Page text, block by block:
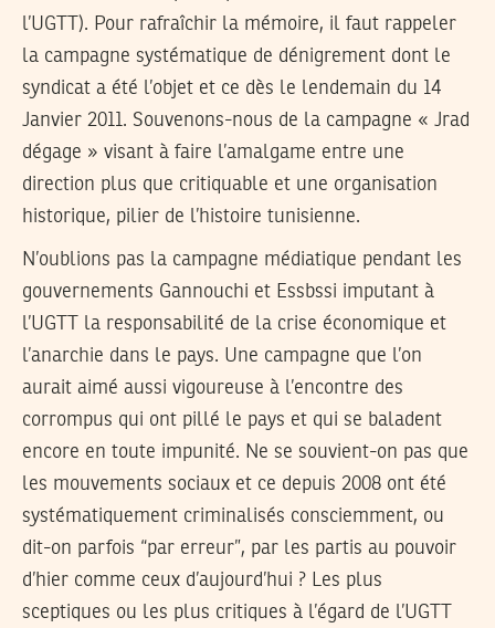
l’UGTT). Pour rafraîchir la mémoire, il faut rappeler
la campagne systématique de dénigrement dont le
syndicat a été l’objet et ce dès le lendemain du 14
Janvier 2011. Souvenons-nous de la campagne « Jrad
dégage » visant à faire l’amalgame entre une
direction plus que critiquable et une organisation
historique, pilier de l’histoire tunisienne.
N’oublions pas la campagne médiatique pendant les
gouvernements Gannouchi et Essbssi imputant à
l’UGTT la responsabilité de la crise économique et
l’anarchie dans le pays. Une campagne que l’on
aurait aimé aussi vigoureuse à l’encontre des
corrompus qui ont pillé le pays et qui se baladent
encore en toute impunité. Ne se souvient-on pas que
les mouvements sociaux et ce depuis 2008 ont été
systématiquement criminalisés consciemment, ou
dit-on parfois “par erreur”, par les partis au pouvoir
d’hier comme ceux d’aujourd’hui ? Les plus
sceptiques ou les plus critiques à l’égard de l’UGTT